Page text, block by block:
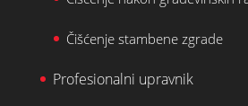
Čišćenje stambene zgrade
Profesionalni upravnik